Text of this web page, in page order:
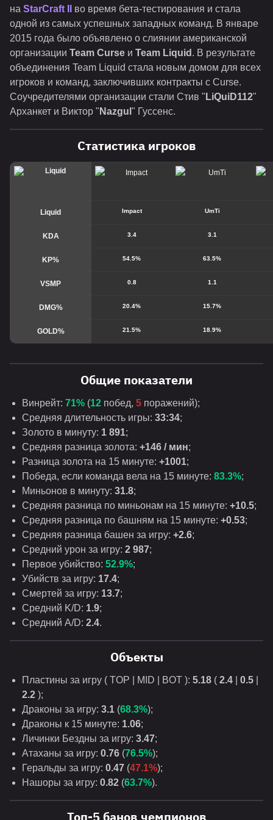
на StarCraft II
во время бета-тестирования и стала
одной из самых успешных западных команд. В январе
2015 года было объявлено о слиянии американской
организации Team Curse и Team Liquid . В результате
объединения Team Liquid стала новым домом для всех
игроков и команд, заключивших контракты с Curse.
Соучредителями организации стали Стив " LiQuiD112"
Арханкет и Виктор " Nazgul " Гуссенс.
Статистика игроков
Liquid Impact UmTi
KDA 3.4 3.1
KP% 54.5% 63.5%
VSMP 0.8 1.1
DMG% 20.4% 15.7%
GOLD% 21.5% 18.9%
Общие показатели
Винрейт: 71% (12 побед, 5 поражений);
Средняя длительность игры: 33:34;
Золото в минуту: 1 891;
Средняя разница золота: +146 / мин;
Разница золота на 15 минуте: +1001;
Победа, если команда вела на 15 минуте: 83.3%;
Миньонов в минуту: 31.8;
Средняя разница по миньонам на 15 минуте: +10.5;
Средняя разница по башням на 15 минуте: +0.53;
Средняя разница башен за игру: +2.6;
Средний урон за игру: 2 987;
Первое убийство: 52.9%;
Убийств за игру: 17.4;
Смертей за игру: 13.7;
Средний K/D: 1.9;
Средний A/D: 2.4.
Объекты
Пластины за игру ( TOP | MID | BOT ): 5.18 ( 2.4 0.5
2.2 );
Драконы за игру: 3.1 (68.3%);
Драконы к 15 минуте: 1.06;
Личинки Бездны за игру: 3.47;
Атаханы за игру: 0.76 (76.5%);
Геральды за игру: 0.47 (47.1%);
Нашоры за игру: 0.82 (63.7%).
Топ-5 банов чемпионов